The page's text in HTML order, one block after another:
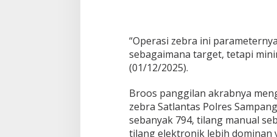
“Operasi zebra ini
sebagaimana target, tetapi
(01/12/2025).
Broos panggilan akrabnya
zebra Satlantas Polres
sebanyak 794, tilang manual
tilang elektronik lebih dominan